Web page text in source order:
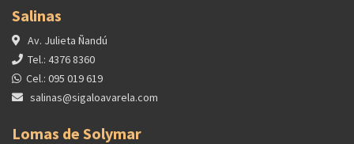
Salinas
Av. Julieta Ñandú
Tel.: 4376 8360
Cel.: 095 019 619
salinas@sigaloavarela.com
Lomas de Solymar